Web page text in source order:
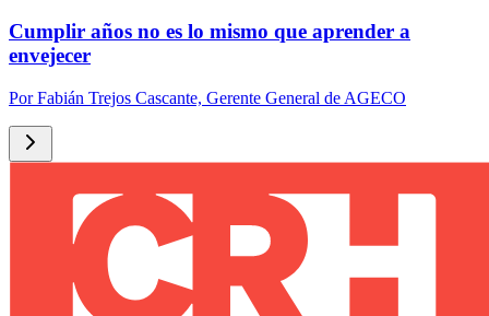
Cumplir años no es lo mismo que aprender a
envejecer
PorFabián Trejos Cascante, Gerente General de AGECO